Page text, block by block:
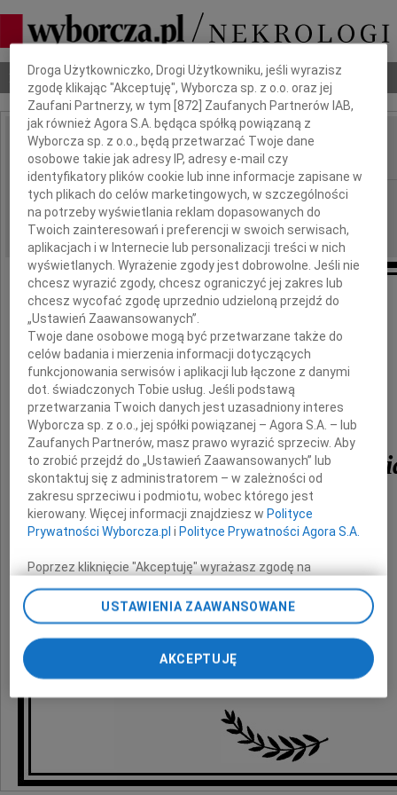
Nekrologi Odeszli Poradnik pogrzebowy
IMIĘ I NAZWISKO: Zdzisław Pawiak
REGION: Częstochowa
DATA EMISJI: 23.11.2023
Wyrazy głębokiego współczucia
Rodzinie
z powodu śmierci
lek. med. Zdzisława
składają
Wojewódzkiego Zakładu Opieki Zdrowotnej
nad Matką,
Dzieckiem i Młodzieżą
w Częstochowie
Dbamy o Twoją prywatność
Droga Użytkowniczko, Drogi Użytkowniku, jeśli wyrazisz
zgodę klikając "Akceptuję", Wyborcza sp. z o.o. oraz jej
Zaufani Partnerzy, w tym [872 ] Zaufanych Partnerów IAB,
jak również Agora S.A. będąca spółką powiązaną z
Wyborcza sp. z o.o., będą przetwarzać Twoje dane
osobowe takie jak adresy IP, adresy e-mail czy
identyfikatory plików cookie lub inne informacje zapisane w
tych plikach do celów marketingowych, w szczególności
na potrzeby wyświetlania reklam dopasowanych do
Twoich zainteresowań i preferencji w swoich serwisach,
aplikacjach i w Internecie lub personalizacji treści w nich
wyświetlanych. Wyrażenie zgody jest dobrowolne. Jeśli nie
chcesz wyrazić zgody, chcesz ograniczyć jej zakres lub
chcesz wycofać zgodę uprzednio udzieloną przejdź do
„Ustawień Zaawansowanych”.
Twoje dane osobowe mogą być przetwarzane także do
celów badania i mierzenia informacji dotyczących
funkcjonowania serwisów i aplikacji lub łączone z danymi
dot. świadczonych Tobie usług. Jeśli podstawą
przetwarzania Twoich danych jest uzasadniony interes
Wyborcza sp. z o.o., jej spółki powiązanej – Agora S.A. – lub
Zaufanych Partnerów, masz prawo wyrazić sprzeciw. Aby
to zrobić przejdź do „Ustawień Zaawansowanych” lub
skontaktuj się z administratorem – w zależności od
zakresu sprzeciwu i podmiotu, wobec którego jest
kierowany. Więcej informacji znajdziesz w Polityce
Prywatności Wyborcza.pl i Polityce Prywatności Agora S.A.
Poprzez kliknięcie "Akceptuję" wyrażasz zgodę na
zainstalowanie i przechowywanie plików typu cookie
Wyborczej sp. z o. o. jej Zaufanych Partnerów i Agora S.A.
na Twoim urządzeniu końcowym. Możesz też w każdej
chwili zmienić swoje preferencje dot. plików cookie,
ponownie wywołując narzędzie do zarządzania Twoimi
preferencjami dot. przetwarzania danych poprzez
przechodząc do sekcji „Ustawienia zaawansowane”.
Zmiana ustawień plików cookie możliwa jest także za
My, nasi Zaufani Partnerzy i Agora S.A. możemy
USTAWIENIA ZAAWANSOWANE
AKCEPTUJĘ